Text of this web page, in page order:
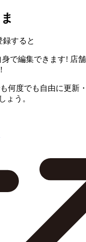
すると
で編集できます! 店
何度でも自由に更新
ょう。